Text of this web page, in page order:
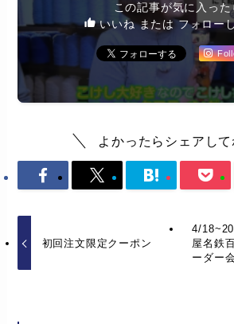
この記事が気に入った
いいね または フォロー
よかったらシェアして
初回注文限定クーポン
4/
屋名鉄
ーダー